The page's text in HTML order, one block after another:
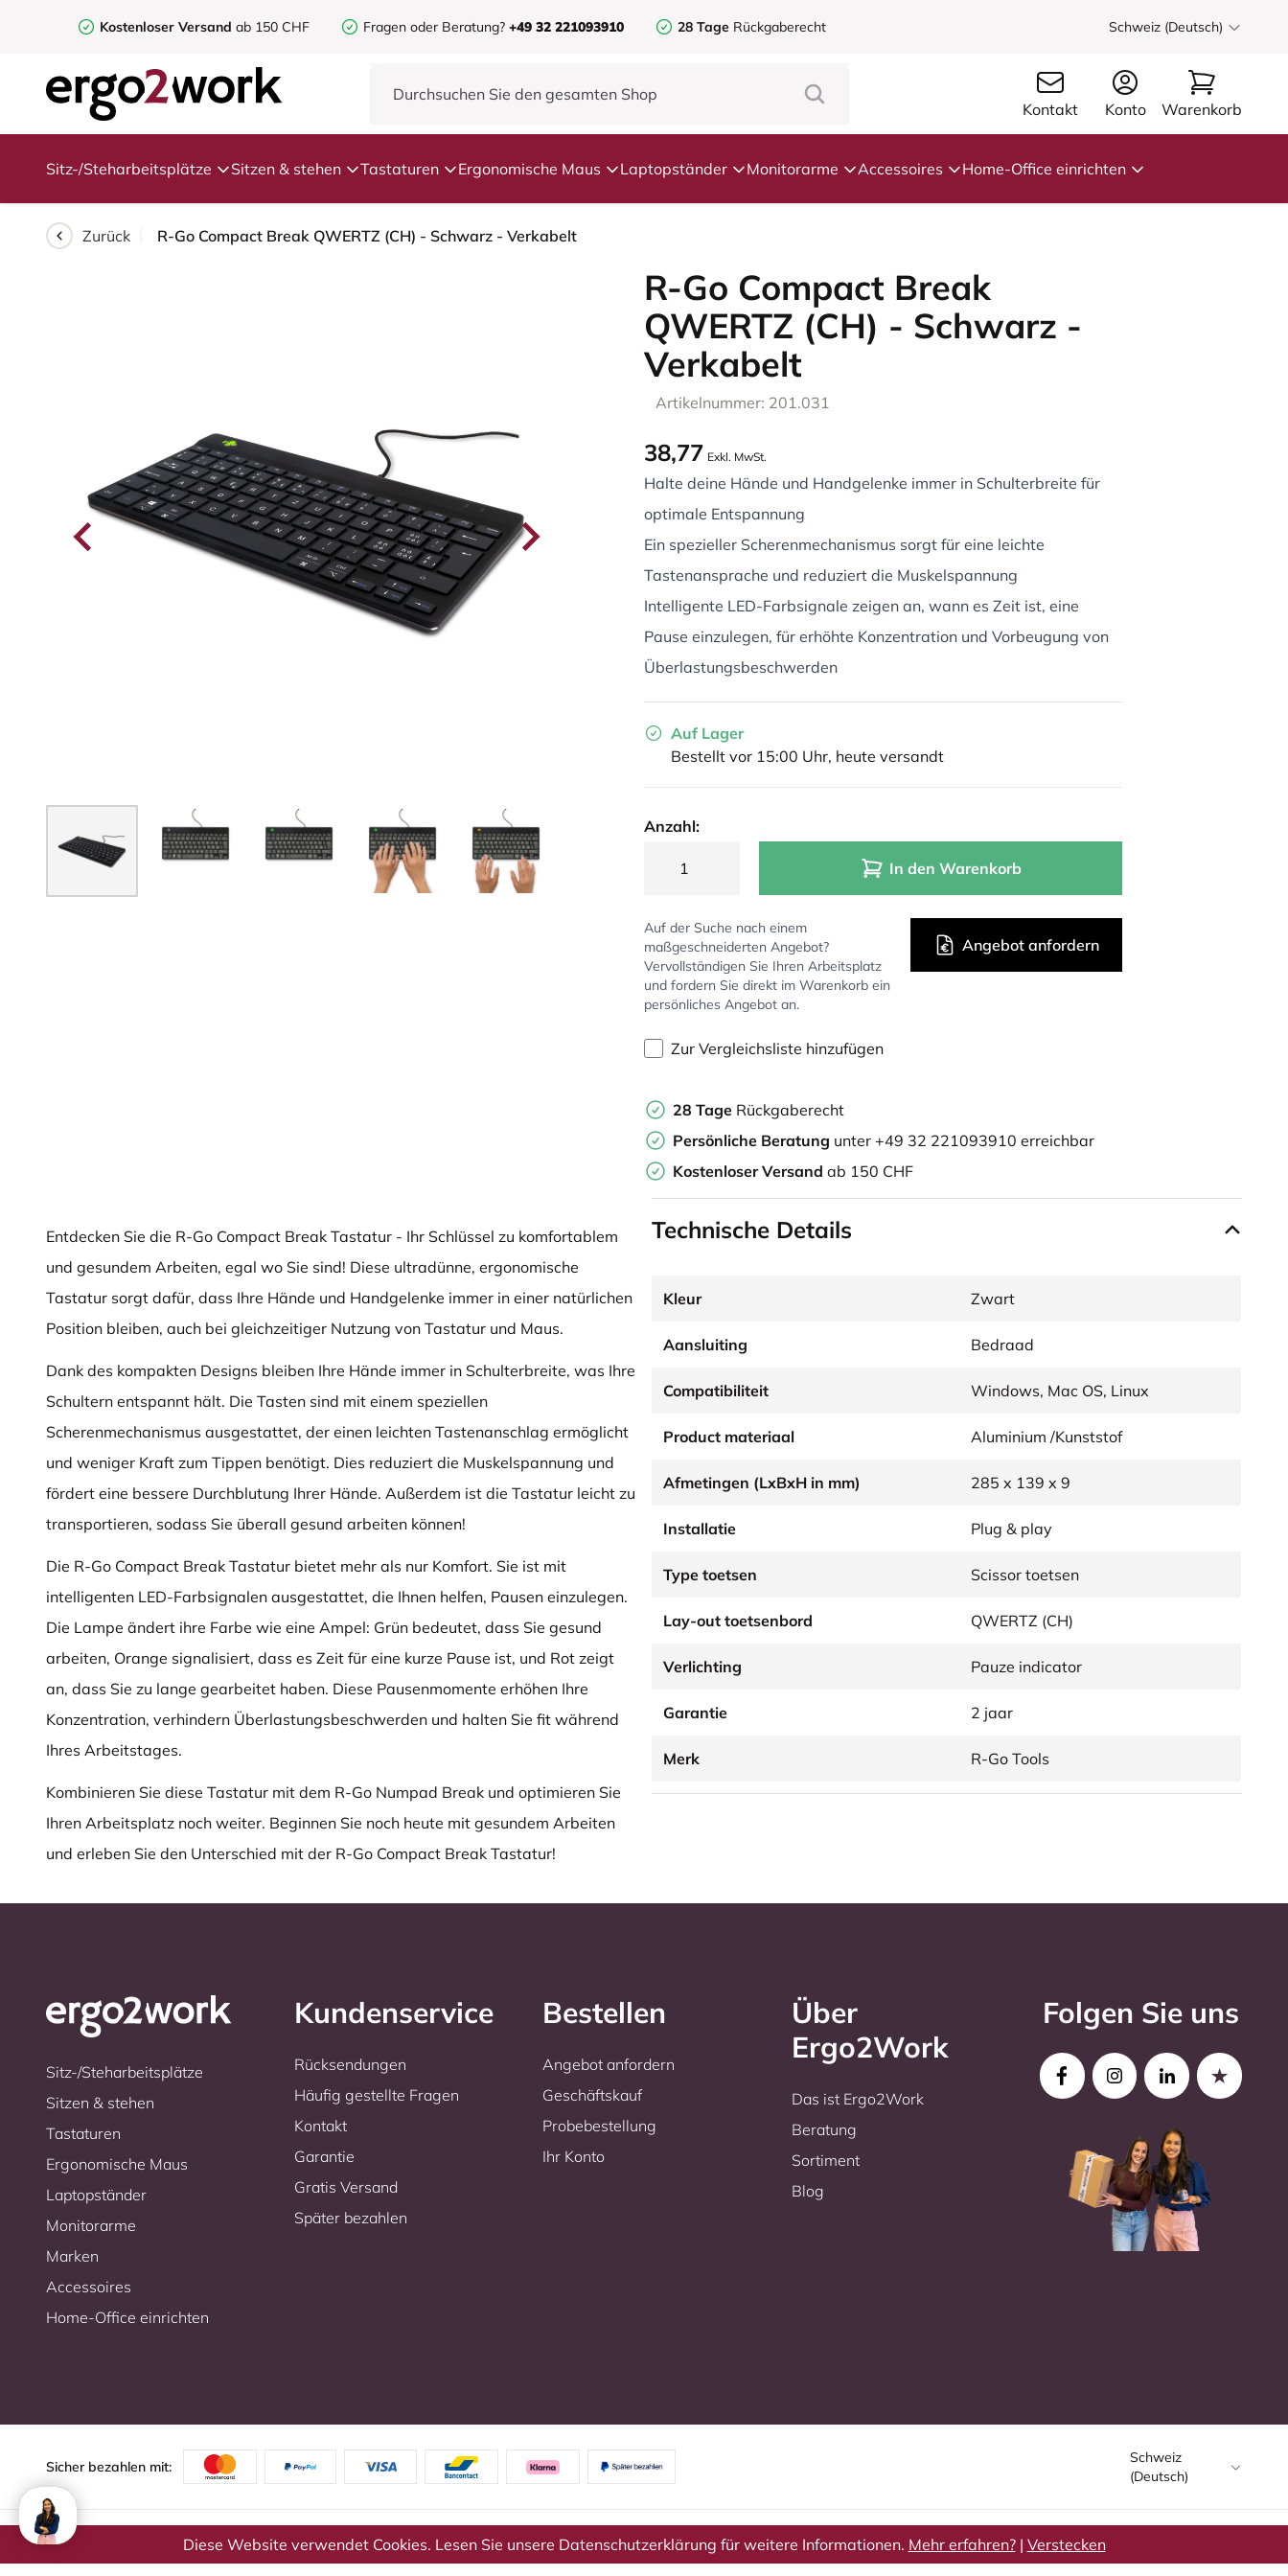
Kostenloser Versand ab 150 CHF Fragen oder Beratung? +49 32 221093910 28 Tage Rückgaberecht Schweiz (Deutsch)
Kontakt Konto Warenkorb
Sitz-/Steharbeitsplätze Sitzen & stehen Tastaturen Ergonomische Maus Laptopständer Monitorarme Accessoires Home-Office einrichten
Zurück R-Go Compact Break QWERTZ (CH) - Schwarz - Verkabelt
R-Go Compact Break
QWERTZ (CH) - Schwarz -
Verkabelt
Artikelnummer: 201.031
38,77 Exkl. MwSt.
Halte deine Hände und Handgelenke immer in Schulterbreite für
optimale Entspannung
Ein spezieller Scherenmechanismus sorgt für eine leichte
Tastenansprache und reduziert die Muskelspannung
Intelligente LED-Farbsignale zeigen an, wann es Zeit ist, eine
Pause einzulegen, für erhöhte Konzentration und Vorbeugung von
Überlastungsbeschwerden
Auf Lager
Bestellt vor 15:00 Uhr, heute versandt
Anzahl:
In den Warenkorb
Auf der Suche nach einem
maßgeschneiderten Angebot?
Vervollständigen Sie Ihren Arbeitsplatz
und fordern Sie direkt im Warenkorb ein
persönliches Angebot an.
Angebot anfordern
Zur Vergleichsliste hinzufügen
28 Tage Rückgaberecht
Persönliche Beratung unter +49 32 221093910 erreichbar
Kostenloser Versand ab 150 CHF
Entdecken Sie die R-Go Compact Break Tastatur - Ihr Schlüssel zu komfortablem
und gesundem Arbeiten, egal wo Sie sind! Diese ultradünne, ergonomische
Tastatur sorgt dafür, dass Ihre Hände und Handgelenke immer in einer natürlichen
Position bleiben, auch bei gleichzeitiger Nutzung von Tastatur und Maus.
Dank des kompakten Designs bleiben Ihre Hände immer in Schulterbreite, was Ihre
Schultern entspannt hält. Die Tasten sind mit einem speziellen
Scherenmechanismus ausgestattet, der einen leichten Tastenanschlag ermöglicht
und weniger Kraft zum Tippen benötigt. Dies reduziert die Muskelspannung und
fördert eine bessere Durchblutung Ihrer Hände. Außerdem ist die Tastatur leicht zu
transportieren, sodass Sie überall gesund arbeiten können!
Die R-Go Compact Break Tastatur bietet mehr als nur Komfort. Sie ist mit
intelligenten LED-Farbsignalen ausgestattet, die Ihnen helfen, Pausen einzulegen.
Die Lampe ändert ihre Farbe wie eine Ampel: Grün bedeutet, dass Sie gesund
arbeiten, Orange signalisiert, dass es Zeit für eine kurze Pause ist, und Rot zeigt
an, dass Sie zu lange gearbeitet haben. Diese Pausenmomente erhöhen Ihre
Konzentration, verhindern Überlastungsbeschwerden und halten Sie fit während
Ihres Arbeitstages.
Kombinieren Sie diese Tastatur mit dem R-Go Numpad Break und optimieren Sie
Ihren Arbeitsplatz noch weiter. Beginnen Sie noch heute mit gesundem Arbeiten
und erleben Sie den Unterschied mit der R-Go Compact Break Tastatur!
Technische Details
Kleur Zwart
Aansluiting Bedraad
Compatibiliteit Windows, Mac OS, Linux
Product materiaal Aluminium /Kunststof
Afmetingen (LxBxH in mm) 285 x 139 x 9
Installatie Plug & play
Type toetsen Scissor toetsen
Lay-out toetsenbord QWERTZ (CH)
Verlichting Pauze indicator
Garantie 2 jaar
Merk R-Go Tools
Sitz-/Steharbeitsplätze
Sitzen & stehen
Tastaturen
Ergonomische Maus
Laptopständer
Monitorarme
Marken
Accessoires
Home-Office einrichten
Kundenservice
Rücksendungen
Häufig gestellte Fragen
Kontakt
Garantie
Gratis Versand
Später bezahlen
Bestellen
Angebot anfordern
Geschäftskauf
Probebestellung
Ihr Konto
Über
Ergo2Work
Das ist Ergo2Work
Beratung
Sortiment
Blog
Folgen Sie uns
Sicher bezahlen mit:
Schweiz
(Deutsch)
©1999 - 2026 - Ergo2Work Haftungsausschluss Datenschutzrichtlinie Allgemeine Geschäftsbedingungen
Diese Website verwendet Cookies. Lesen Sie unsere Datenschutzerklärung für weitere Informationen. Mehr erfahren?| Verstecken